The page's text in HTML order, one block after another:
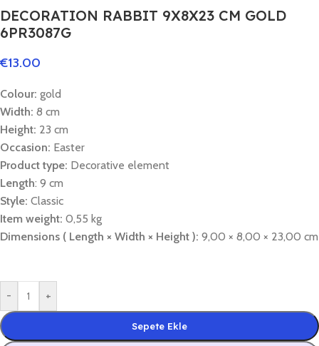
DECORATION RABBIT 9X8X23 CM GOLD
6PR3087G
€13.00
Colour: gold
Width: 8 cm
Height: 23 cm
Occasion: Easter
Product type: Decorative element
Length: 9 cm
Style: Classic
Item weight: 0,55 kg
Dimensions ( Length × Width × Height ): 9,00 × 8,00 × 23,00 cm
- +
Sepete Ekle